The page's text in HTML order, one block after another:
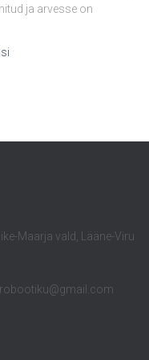
ja arvesse on
Maarja vald, Lääne-Viru